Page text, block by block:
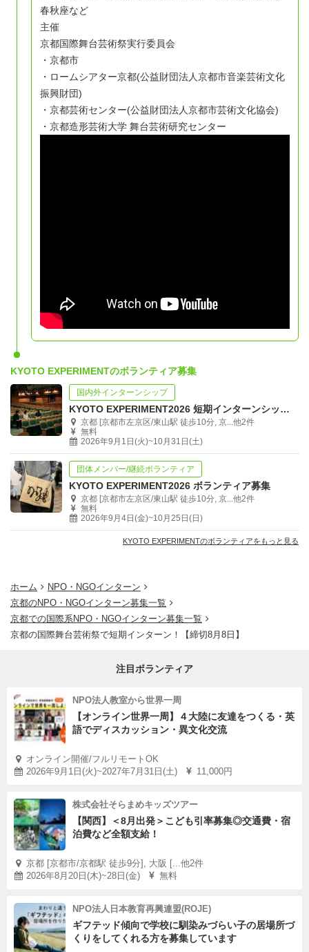
春秋座など
主催
京都国際舞台芸術祭実行委員会
・京都市
・ロームシアター京都(公益財団法人京都市音楽芸術文化
振興財団)
・京都芸術センター(公益財団法人京都市芸術文化協会)
・京都造形芸術大学 舞台芸術研究センター
KYOTO EXPERIMENTのボランティア募集
国内外インターンシップ
KYOTO EXPERIMENT2026 短期インターンシップ募集
京都 [京都市左京区/東山駅 徒歩10分, 京...他2件
無料
2026年9月1日(火)~10月31日(土)
団体メンバー/継続ボランティア
KYOTO EXPERIMENT2026 ボランティア募集
京都 [京都市左京区/東山駅 徒歩10分, 京...他2件
無料
2026年9月4日(金)~10月25日(日)
KYOTO EXPERIMENTのボランティアをもっと見る
ホーム
NPO・NGOインターン
京都のNPO・NGOインターン募集一覧
京都での国際系NPO・NGOインターン募集一覧
京都の国際舞台芸術祭で短期インターン！【締切8月8日】
注目ボランティア
NPO法人教室から世界一周
【オンライン世界一周】４大陸に友達をつくる・英
語でディスカッション・異文化交流
オンライン開催/フルリモートOK
2026年9月1日(火)~2027年7月31日(土)
11,000円
株式会社そらまめキッズツアー
【関西】＜8月出発＞こども引率募集◎交通費・宿
泊費など全額支給！
京都 [京都市/京都駅 徒歩9分], 大阪 [...他2件
2026年8月20日(木)~28日(金)
無料
NPO法人日本教育再興連盟(ROJE)
ギフテッド傾向で学校に馴染みづらい子の居場所づ
くりをしてくれる方を募集しています